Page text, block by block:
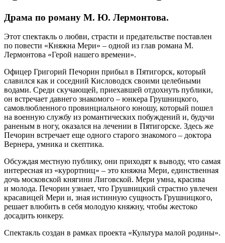
Драма по роману М. Ю. Лермонтова.
Этот спектакль о любви, страсти и предательстве поставлен
по повести «Княжна Мери» – одной из глав романа М.
Лермонтова «Герой нашего времени».
Офицер Григорий Печорин прибыл в Пятигорск, который
славился как и соседний Кисловодск своими целебными
водами. Среди скучающей, приехавшей отдохнуть публики,
он встречает давнего знакомого – юнкера Грушницкого,
самовлюбленного провинциального юношу, который пошел
на военную службу из романтических побуждений и, будучи
раненым в ногу, оказался на лечении в Пятигорске. Здесь же
Печорин встречает еще одного старого знакомого – доктора
Вернера, умника и скептика.
Обсуждая местную публику, они приходят к выводу, что самая
интересная из «курортниц» – это княжна Мери, единственная
дочь московской княгини Лиговской. Мери умна, красива
и молода. Печорин узнает, что Грушницкий страстно увлечен
красавицей Мери и, зная истинную сущность Грушницкого,
решает влюбить в себя молодую княжну, чтобы жестоко
досадить юнкеру.
Спектакль создан в рамках проекта «Культура малой родины».